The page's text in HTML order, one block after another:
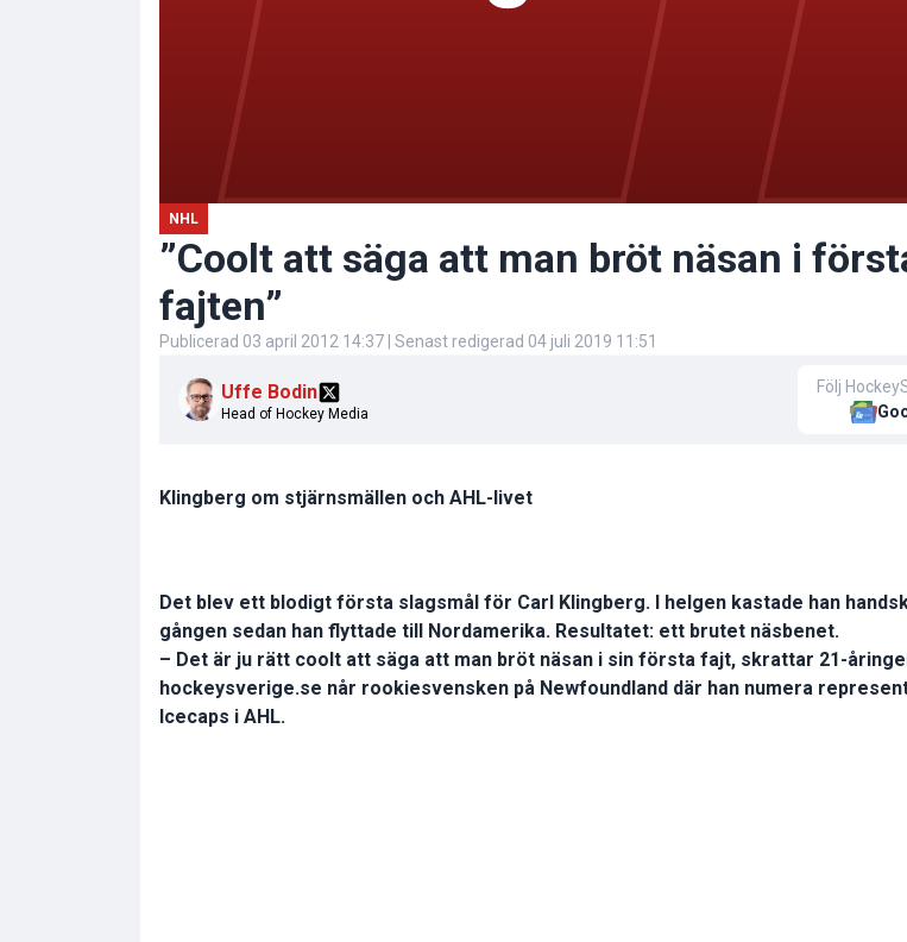
NHL
”Coolt att säga att man bröt näsan i
fajten”
Publicerad 03 april 2012 14:37 | Senast redigerad 04 juli 2019 11:51
Uffe Bodin
Head of Hockey Media
Följ
Klingberg om stjärnsmällen och AHL-livet
Det blev ett blodigt första slagsmål för Carl Klingberg. I helgen kastade han
gången sedan han flyttade till Nordamerika. Resultatet: ett brutet näsbenet.
– Det är ju rätt coolt att säga att man bröt näsan i sin första fajt, skrattar 21-
hockeysverige.se når rookiesvensken på Newfoundland där han numera
Icecaps i AHL.